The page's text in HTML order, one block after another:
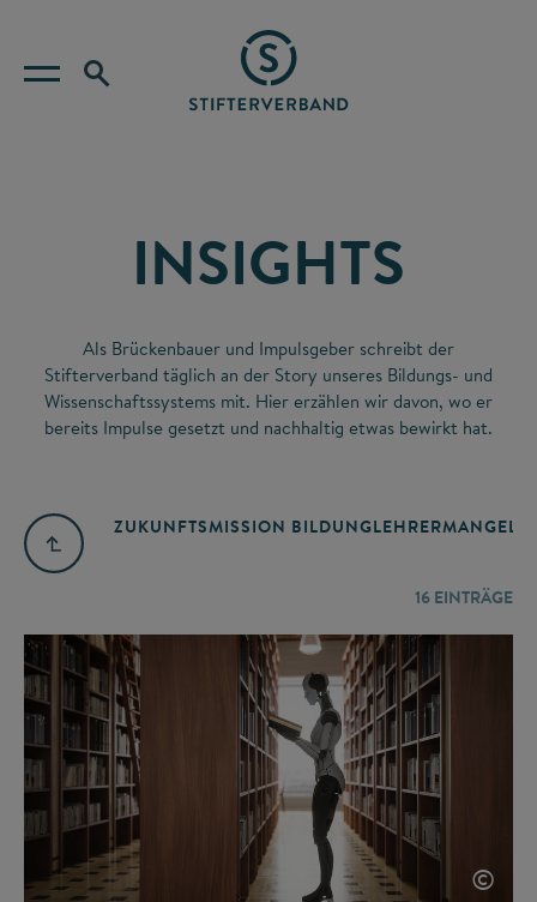
INSIGHTS
Als Brückenbauer und Impulsgeber schreibt der
Stifterverband täglich an der Story unseres Bildungs- und
Wissenschaftssystems mit. Hier erzählen wir davon, wo er
bereits Impulse gesetzt und nachhaltig etwas bewirkt hat.
ZUKUNFTSMISSION BILDUNGLEHRERMANGEL
16 EINTRÄGE
©